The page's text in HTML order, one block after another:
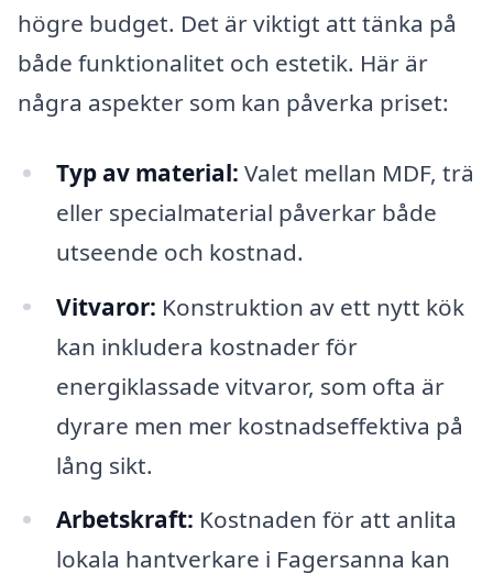
högre budget. Det är viktigt att tänka på
både funktionalitet och estetik. Här är
några aspekter som kan påverka priset:
Typ av material: Valet mellan MDF, trä
eller specialmaterial påverkar både
utseende och kostnad.
Vitvaror: Konstruktion av ett nytt kök
kan inkludera kostnader för
energiklassade vitvaror, som ofta är
dyrare men mer kostnadseffektiva på
lång sikt.
Arbetskraft: Kostnaden för att anlita
lokala hantverkare i Fagersanna kan